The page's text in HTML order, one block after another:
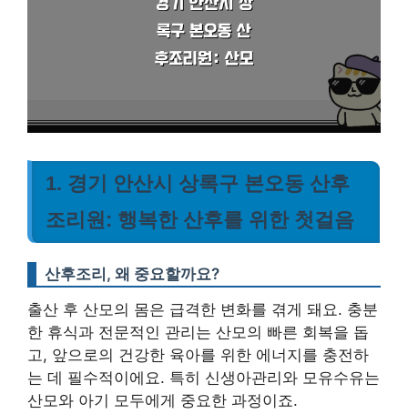
1. 경기 안산시 상록구 본오동 산후
조리원: 행복한 산후를 위한 첫걸음
산후조리, 왜 중요할까요?
출산 후 산모의 몸은 급격한 변화를 겪게 돼요. 충분
한 휴식과 전문적인 관리는 산모의 빠른 회복을 돕
고, 앞으로의 건강한 육아를 위한 에너지를 충전하
는 데 필수적이에요. 특히 신생아관리와 모유수유는
산모와 아기 모두에게 중요한 과정이죠.